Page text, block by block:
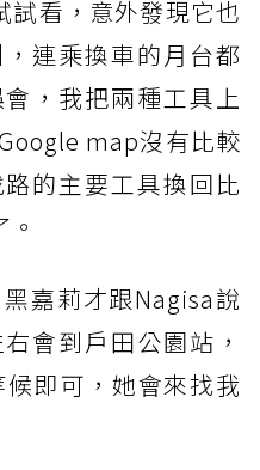
看，意外發現它也
連乘換車的月台都
，我把兩種工具上
map沒有比較
的主要工具換回比
嘉莉才跟Nagisa說
會到戶田公園站，
即可，她會來找我